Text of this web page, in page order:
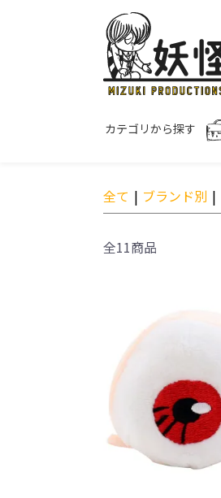
カテゴリから探す
全て | ブランド別 |
全11商品